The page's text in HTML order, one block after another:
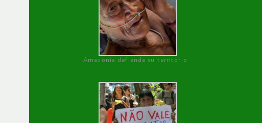
Amazonía defiende su territorio